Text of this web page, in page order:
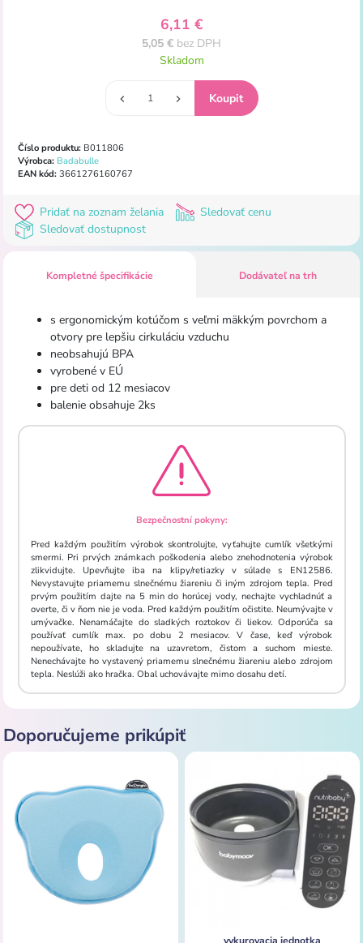
6,11 €
5,05 € bez DPH
Skladom
Číslo produktu:B011806
Výrobca: Badabulle
EAN kód:3661276160767
Pridať na zoznam želania
Sledovať cenu
Sledovať dostupnost
Kompletné špecifikácie Dodávateľ na trh
s ergonomickým kotúčom s veľmi mäkkým povrchom a
otvory pre lepšiu cirkuláciu vzduchu
neobsahujú BPA
vyrobené v EÚ
pre deti od 12 mesiacov
balenie obsahuje 2ks
Bezpečnostní pokyny:
Pred každým použitím výrobok skontrolujte, vyťahujte cumlík všetkými
smermi. Pri prvých známkach poškodenia alebo znehodnotenia výrobok
zlikvidujte. Upevňujte iba na klipy/retiazky v súlade s EN12586.
Nevystavujte priamemu slnečnému žiareniu či iným zdrojom tepla. Pred
prvým použitím dajte na 5 min do horúcej vody, nechajte vychladnúť a
overte, či v ňom nie je voda. Pred každým použitím očistite. Neumývajte v
umývačke. Nenamáčajte do sladkých roztokov či liekov. Odporúča sa
používať cumlík max. po dobu 2 mesiacov. V čase, keď výrobok
nepoužívate, ho skladujte na uzavretom, čistom a suchom mieste.
Nenechávajte ho vystavený priamemu slnečnému žiareniu alebo zdrojom
tepla. Neslúži ako hračka. Obal uchovávajte mimo dosahu detí.
Doporučujeme prikúpiť